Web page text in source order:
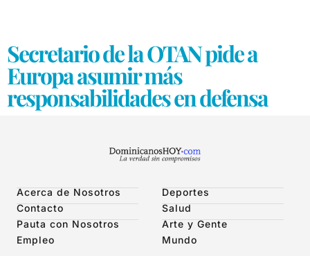
Secretario de la OTAN pide a
Europa asumir más
responsabilidades en defensa
Acerca de Nosotros
Contacto
Pauta con Nosotros
Empleo
Deportes
Salud
Arte y Gente
Mundo